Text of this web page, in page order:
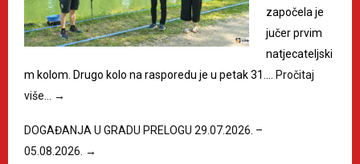
započela je
jučer prvim
natjecateljski
m kolom. Drugo kolo na rasporedu je u petak 31.…
Pročitaj
više…
→
DOGAĐANJA U GRADU PRELOGU 29.07.2026. –
05.08.2026. →